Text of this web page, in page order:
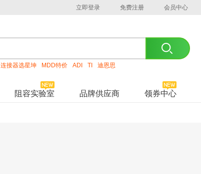
立即登录 免费注册 会员中心
连接器选星坤 MDD特价 ADI TI 迪恩思
阻容实验室 品牌供应商 领券中心